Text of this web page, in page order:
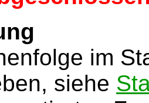
im
siehe